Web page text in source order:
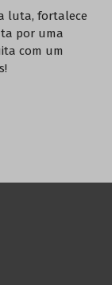
luta, fortalece
por uma
com um